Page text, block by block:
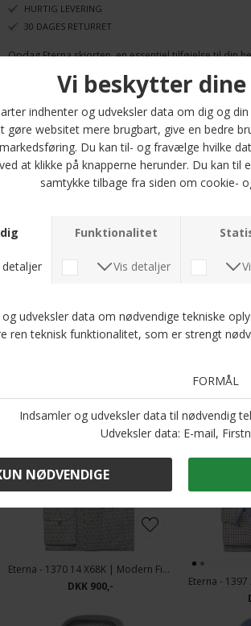
HURTIG LEVERING
30 DAGES RETURRET
Opdag Eterna skjorten, en essentiel tilføjelse til din
ærmelængde på 72 cm, hvilket gør den til det
ønsker både stil og komfort. Eterna er kendt for
skjorte er ingen undtagelse. Den er fremstillet af
sikrer en blød og åndbar fornemmelse mod huden,
og festlige lejligheder.
Skjorten kommer i en modern fit, der giver en smart
uden at være for stram. Denne pasform gør det
med både jeans og bukser. Vælg mellem
Optjen 5 procent
Eterna - 1370 14 X68K | Modern Fit Skjorte Blue
DKK 900,-